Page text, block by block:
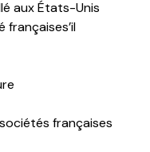
aux États-Unis
françaises’il
françaises